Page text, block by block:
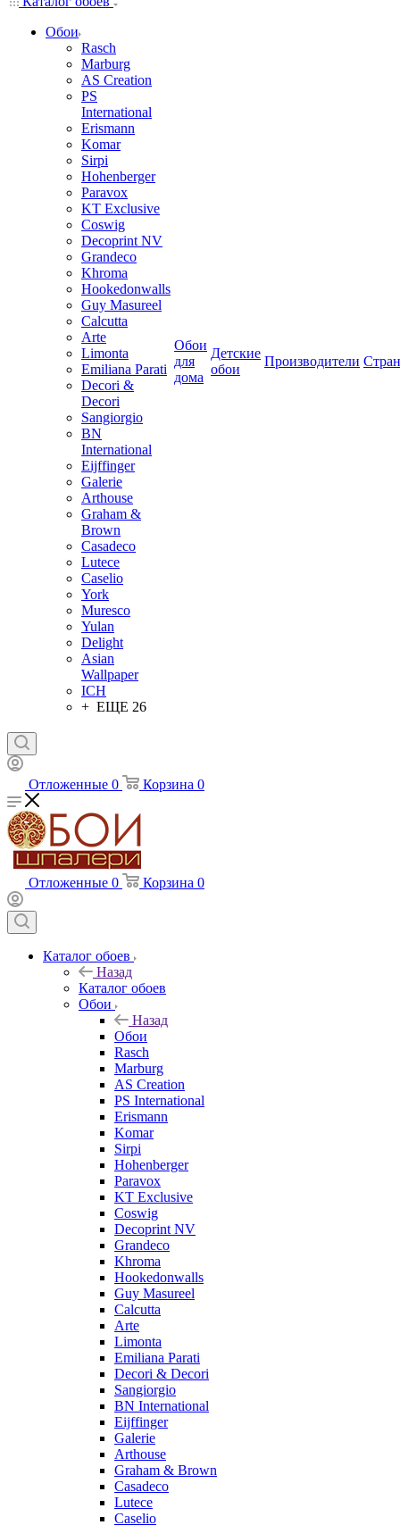
Обои
Rasch
Marburg
AS Creation
PS
International
Erismann
Komar
Sirpi
Hohenberger
Paravox
KT Exclusive
Coswig
Decoprint NV
Grandeco
Khroma
Hookedonwalls
Guy Masureel
Calcutta
Arte
Limonta
Emiliana Parati
Decori &
Decori
Sangiorgio
BN
International
Eijffinger
Galerie
Arthouse
Graham &
Brown
Casadeco
Lutece
Caselio
York
Muresco
Yulan
Delight
Asian
Wallpaper
ICH
+ ЕЩЕ 26
Обои
для
дома
Детские
обои
Производители
Отложенные 0 Корзина 0
Отложенные 0 Корзина 0
Каталог обоев
Назад
Каталог обоев
Обои
Назад
Обои
Rasch
Marburg
AS Creation
PS International
Erismann
Komar
Sirpi
Hohenberger
Paravox
KT Exclusive
Coswig
Decoprint NV
Grandeco
Khroma
Hookedonwalls
Guy Masureel
Calcutta
Arte
Limonta
Emiliana Parati
Decori & Decori
Sangiorgio
BN International
Eijffinger
Galerie
Arthouse
Graham & Brown
Casadeco
Lutece
Caselio